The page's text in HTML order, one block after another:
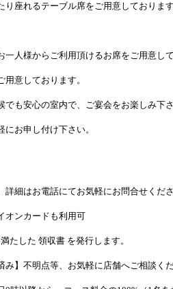
り座れるテーブル席をご用意しておりま
一人様からご利用頂けるお席をご用意し
意しております。
でも安心の室内で、ご宴会をお楽しみ下
お申し付け下さい。
詳細はお電話にてお気軽にお問合せくだ
オンカードも利用可
たした 領収書 を発行します。
み】不明点等、お気軽に店舗へご相談く